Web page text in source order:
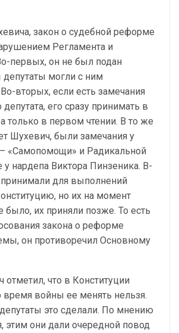
закон о судебной реформе
Регламента и
первых, он не был подан
депутаты могли с ним
вторых, если есть замечания
его сразу принимать в
только в первом чтении. В то же
Шухевич, были замечания у
«Самопомощи» и Радикальной
у нардепа Виктора Пинзеника. В-
принимали для выполнений
но их на момент
было, их приняли позже. То есть
закона о реформе
он противоречил Основному
что в Конституции
время войны ее менять нельзя.
это сделали. По мнению
этим они дали очередной повод